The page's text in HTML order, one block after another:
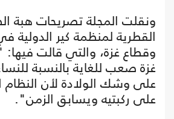
ونقلت المجلة تصريحات هبة
القطرية لمنظمة كير الدولية
وقطاع غزة، والتي قالت
غزة صعب للغاية بالنسبة
على وشك الولادة لأن النظام
على ركبتيه ويسابق الزمن".